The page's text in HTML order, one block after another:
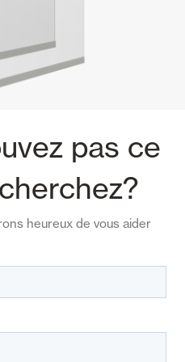
pas ce
heureux de vous aider